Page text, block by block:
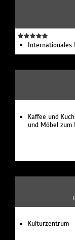
Internationales
Kaffee und
und Möbel zum
Kulturzentrum